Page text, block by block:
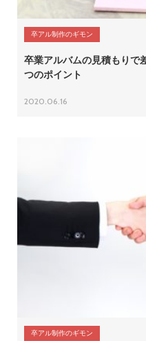
卒アル制作のギモン
卒業アルバムの見積もりで
つのポイント
2020.06.16
卒アル制作のギモン
無料